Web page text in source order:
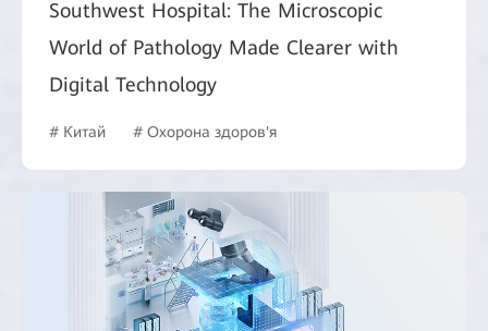
Southwest Hospital: The Microscopic
World of Pathology Made Clearer with
Digital Technology
# Китай # Охорона здоров'я